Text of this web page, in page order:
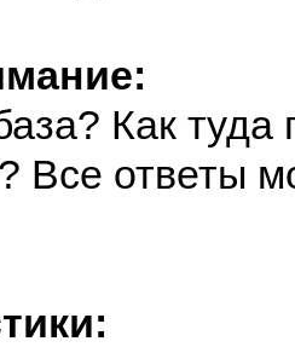
Как туда
Все ответы